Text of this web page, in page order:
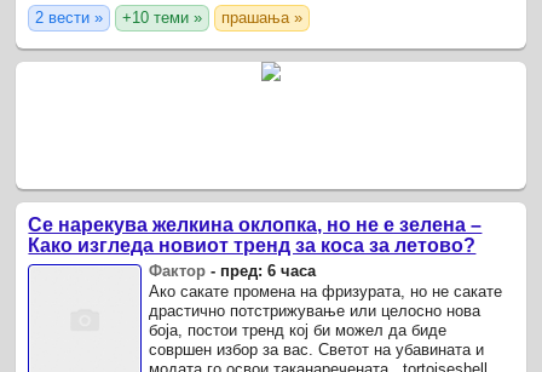
2 вести »
+10 теми » прашања »
Се нарекува желкина оклопка, но не е зелена –
Како изгледа новиот тренд за коса за летово?
Фактор - пред: 6 часа
Ако сакате промена на фризурата, но не сакате
драстично потстрижување или целосно нова
боја, постои тренд кој би можел да биде
совршен избор за вас. Светот на убавината и